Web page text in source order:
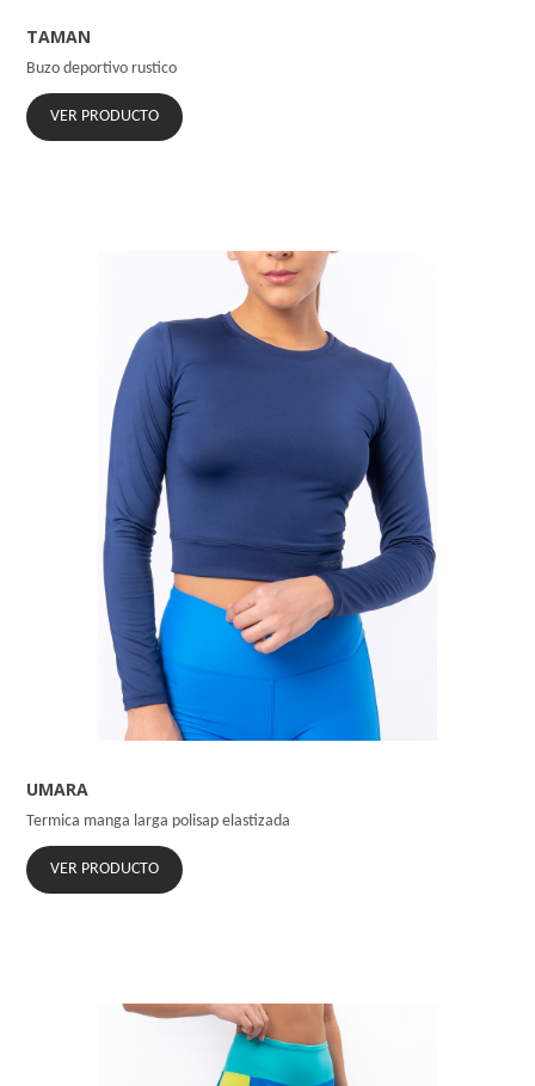
TAMAN
Buzo deportivo rustico
VER PRODUCTO
UMARA
Termica manga larga polisap elastizada
VER PRODUCTO